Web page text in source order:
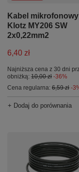
Kabel mikrofonowy
Klotz MY206 SW
2x0,22mm2
6,40 zł
Najniższa cena z 30 dni
obniżką: 10,00 zł -36%
Cena regularna: 6,59 zł -
+ Dodaj do porównania